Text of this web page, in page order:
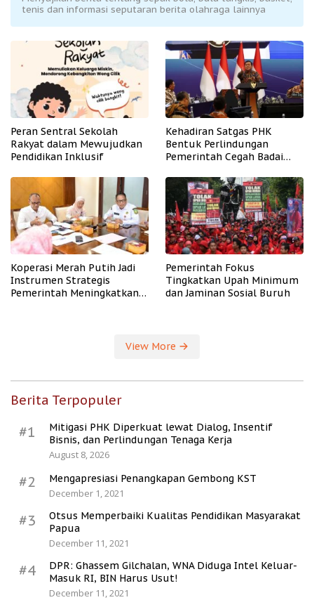
tenis dan informasi seputaran berita olahraga lainnya
Peran Sentral Sekolah
Rakyat dalam Mewujudkan
Pendidikan Inklusif
Kehadiran Satgas PHK
Bentuk Perlindungan
Pemerintah Cegah Badai
Koperasi Merah Putih Jadi
Instrumen Strategis
Pemerintah Meningkatkan
Pemerintah Fokus
Tingkatkan Upah Minimum
dan Jaminan Sosial Buruh
View More
Berita Terpopuler
#1
Mitigasi PHK Diperkuat lewat Dialog, Insentif
Bisnis, dan Perlindungan Tenaga Kerja
August 8, 2026
#2
Mengapresiasi Penangkapan Gembong KST
December 1, 2021
#3
Otsus Memperbaiki Kualitas Pendidikan Masyarakat
Papua
December 11, 2021
#4
DPR: Ghassem Gilchalan, WNA Diduga Intel Keluar-
Masuk RI, BIN Harus Usut!
December 11, 2021